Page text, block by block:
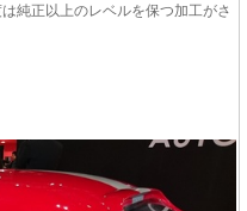
純正以上のレベルを保つ加工がさ